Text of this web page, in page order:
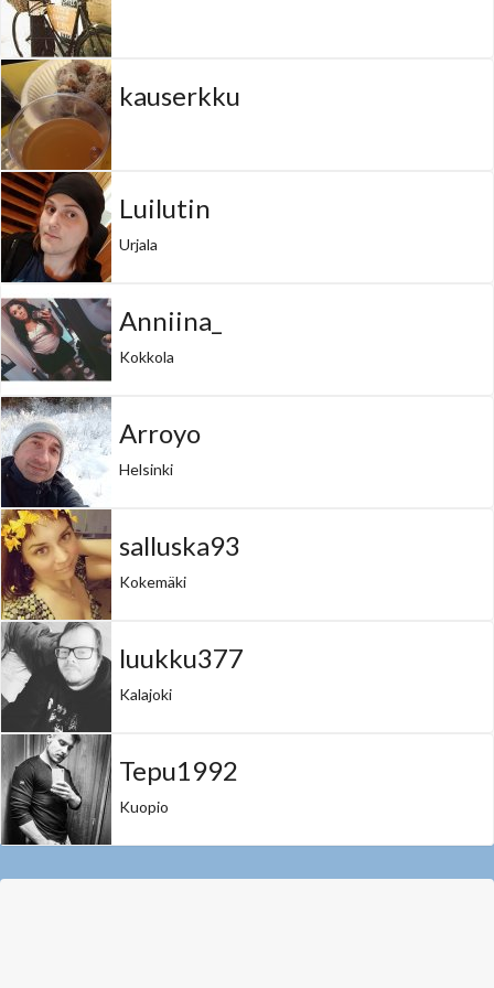
kauserkku
Luilutin
Urjala
Anniina_
Kokkola
Arroyo
Helsinki
salluska93
Kokemäki
luukku377
Kalajoki
Tepu1992
Kuopio